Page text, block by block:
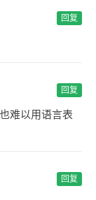
回复
回复
难以用语言表
回复